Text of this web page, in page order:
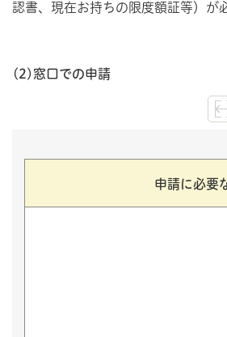
認書、現在お持ちの限度額証等）が
(2)窓口での申請
申請に必要